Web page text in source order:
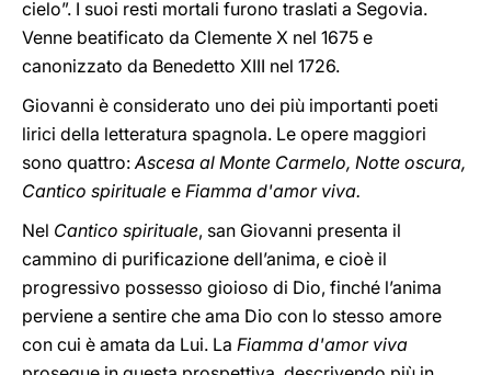
cielo”. I suoi resti mortali furono traslati a Segovia.
Venne beatificato da Clemente X nel 1675 e
canonizzato da Benedetto XIII nel 1726.
Giovanni è considerato uno dei più importanti poeti
lirici della letteratura spagnola. Le opere maggiori
sono quattro:Ascesa al Monte Carmelo, Notte oscura,
Cantico spirituale e Fiamma d'amor viva.
Nel Cantico spirituale, san Giovanni presenta il
cammino di purificazione dell’anima, e cioè il
progressivo possesso gioioso di Dio, finché l’anima
perviene a sentire che ama Dio con lo stesso amore
con cui è amata da Lui. La Fiamma d'amor viva